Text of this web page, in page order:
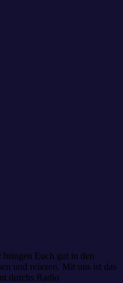
Euch gut in den
und relaxen. Mit uns ist das
durchs Radio